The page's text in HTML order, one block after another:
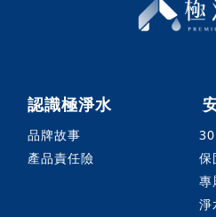
認識極淨水
品牌故事
產品責任險
安
保
專
淨